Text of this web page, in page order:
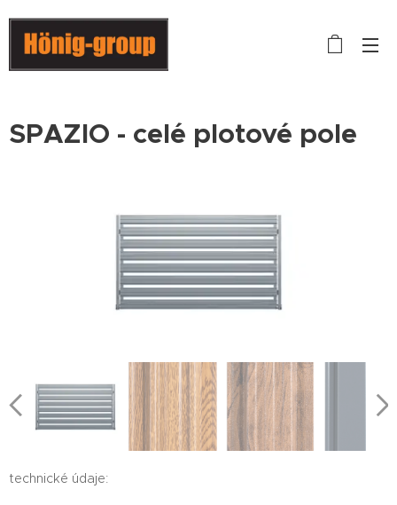
SPAZIO - celé plotové pole
technické údaje: